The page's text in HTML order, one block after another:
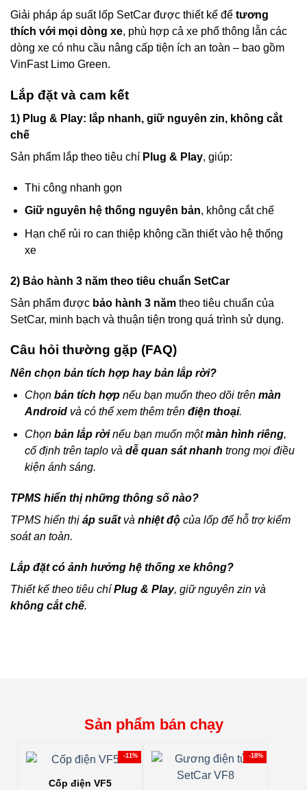
Giải pháp áp suất lốp SetCar được thiết kế để tương
thích với mọi dòng xe, phù hợp cả xe phổ thông lẫn các
dòng xe có nhu cầu nâng cấp tiện ích an toàn – bao gồm
VinFast Limo Green.
Lắp đặt và cam kết
1) Plug & Play: lắp nhanh, giữ nguyên zin, không cắt
chế
Sản phẩm lắp theo tiêu chí Plug & Play, giúp:
Thi công nhanh gọn
Giữ nguyên hệ thống nguyên bản, không cắt chế
Hạn chế rủi ro can thiệp không cần thiết vào hệ thống
xe
2) Bảo hành 3 năm theo tiêu chuẩn SetCar
Sản phẩm được bảo hành 3 năm theo tiêu chuẩn của
SetCar, minh bạch và thuận tiện trong quá trình sử dụng.
Câu hỏi thường gặp (FAQ)
Nên chọn bản tích hợp hay bản lắp rời?
Chọn bản tích hợpnếu bạn muốn theo dõi trên màn
Androidvà có thể xem thêm trên điện thoại.
Chọn bản lắp rờinếu bạn muốn mộtmàn hình riêng,
cố định trên taplo và dễ quan sát nhanh trong mọi điều
kiện ánh sáng.
TPMS hiển thị những thông số nào?
TPMS hiển thị áp suấtvà nhiệt độ của lốp để hỗ trợ kiểm
soát an toàn.
Lắp đặt có ảnh hưởng hệ thống xe không?
Thiết kế theo tiêu chíPlug & Play, giữ nguyên zin và
không cắt chế.
Sản phẩm bán chạy
-11%
Cốp điện VF5
-18%